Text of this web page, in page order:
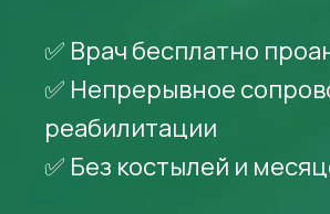
✅ Врач бесплатно
✅ Непрерывное
реабилитации
✅ Без костылей и